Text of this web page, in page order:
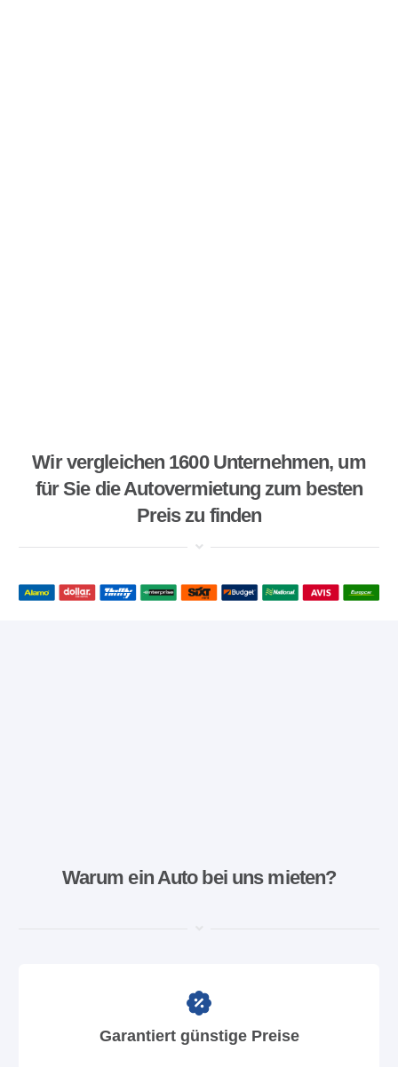
Wir vergleichen 1600 Unternehmen, um
für Sie die Autovermietung zum besten
Preis zu finden
Warum ein Auto bei uns mieten?
Garantiert günstige Preise